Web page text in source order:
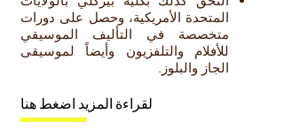
المتحدة الأمريكية، وحصل على دورات
متخصصة في التأليف الموسيقي
للأفلام والتلفزيون وأيضاً لموسيقى
الجاز والبلوز.
لقراءة المزيد اضغط هنا